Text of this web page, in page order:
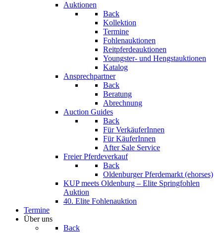
Auktionen
Back
Kollektion
Termine
Fohlenauktionen
Reitpferdeauktionen
Youngster- und Hengstauktionen
Katalog
Ansprechpartner
Back
Beratung
Abrechnung
Auction Guides
Back
Für VerkäuferInnen
Für KäuferInnen
After Sale Service
Freier Pferdeverkauf
Back
Oldenburger Pferdemarkt (ehorses)
KUP meets Oldenburg – Elite Springfohlen
Auktion
40. Elite Fohlenauktion
Termine
Über uns
Back